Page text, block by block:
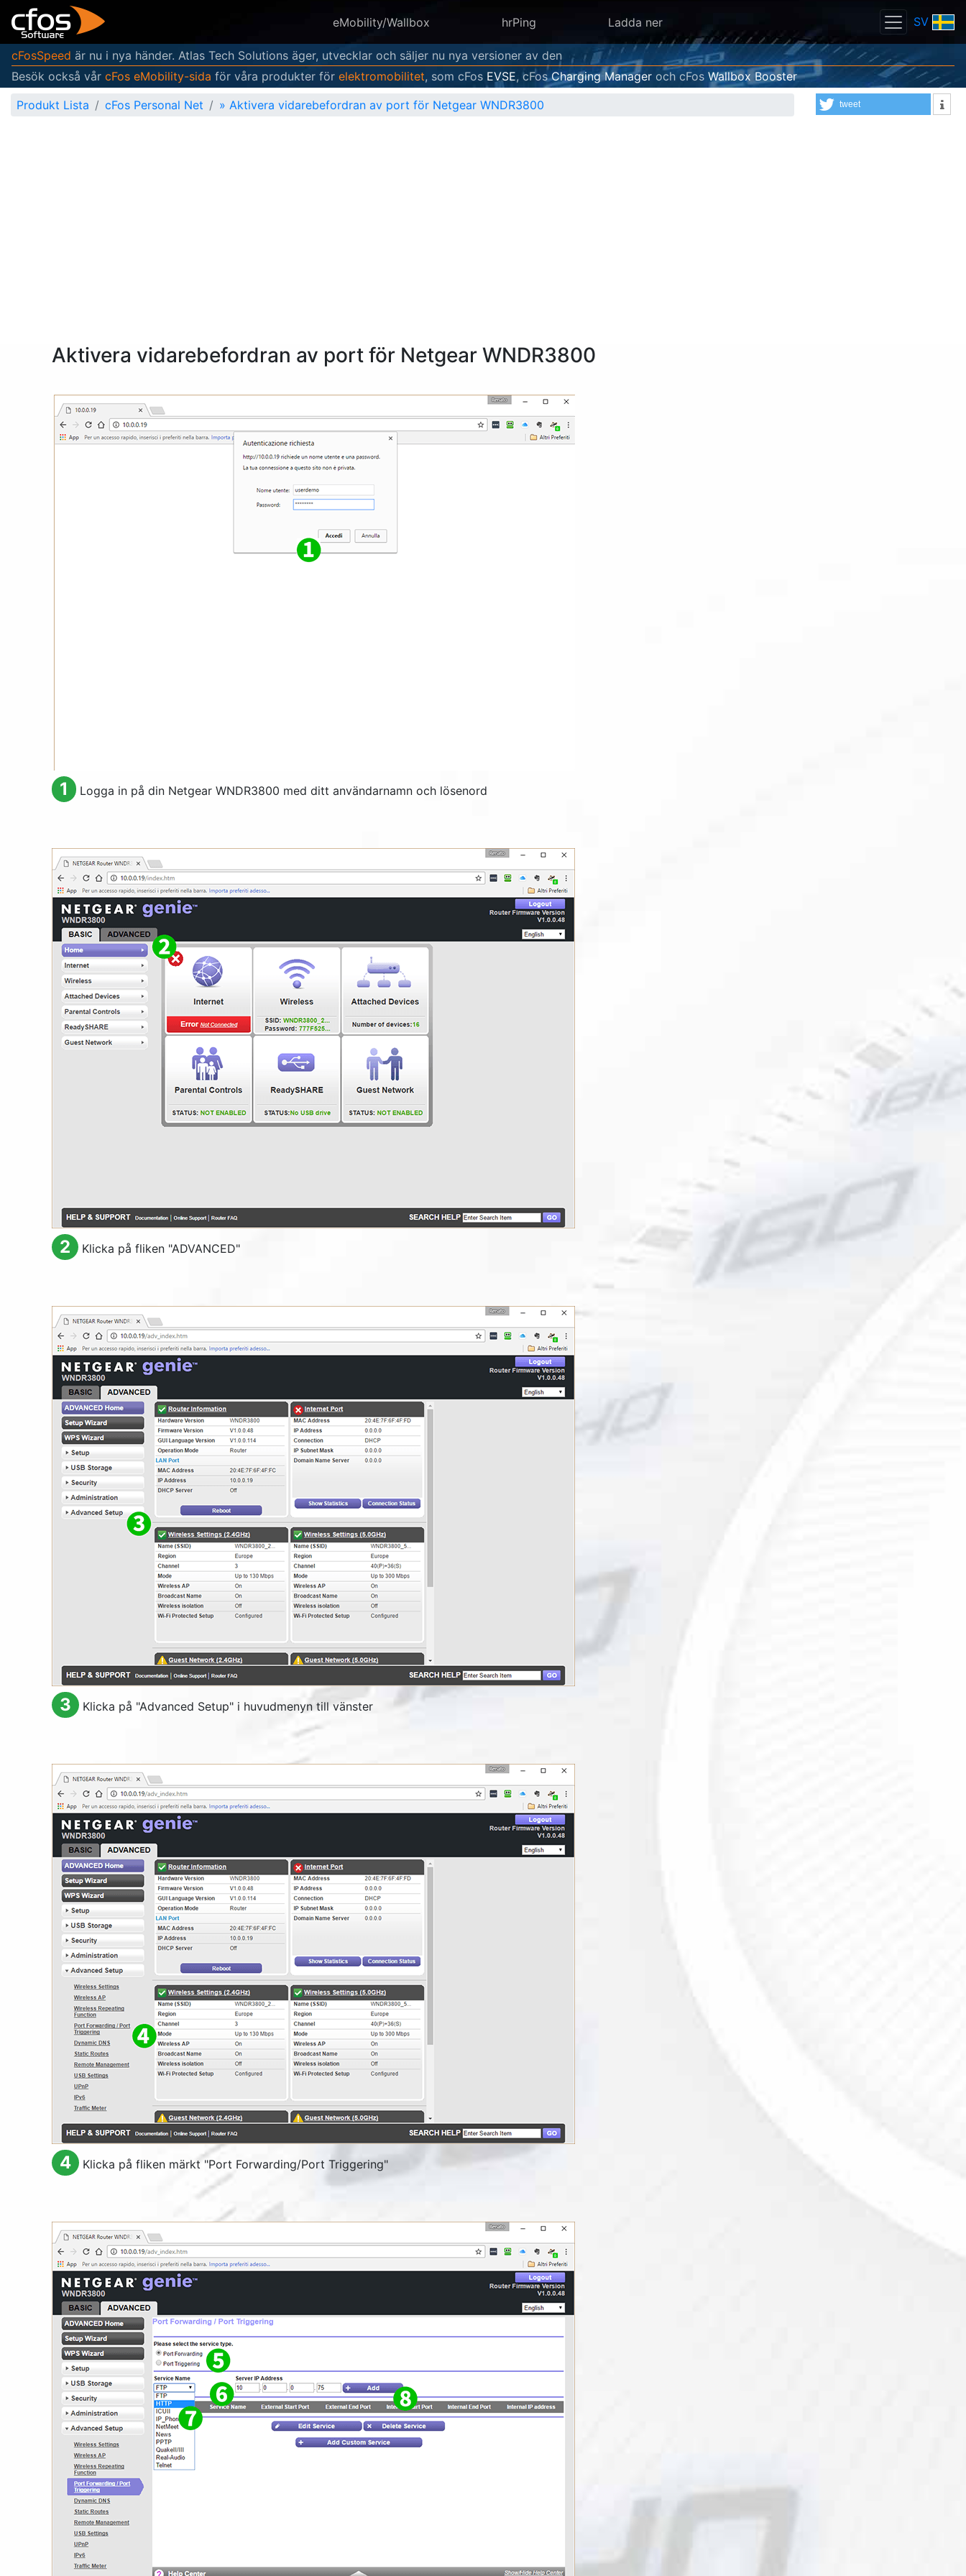
eMobility/Wallbox hrPing Ladda ner SV
cFosSpeed är nu i nya händer. Atlas Tech Solutions äger, utvecklar och säljer nu nya versioner av den
Besök också vår cFos eMobility-sida för våra produkter för elektromobilitet, som cFos EVSE, cFosCharging Manager och cFos Wallbox Booster
Produkt Lista
cFos Personal Net » Aktivera vidarebefordran av port för Netgear WNDR3800 tweet
Aktivera vidarebefordran av port för Netgear WNDR3800
1 Logga in på din Netgear WNDR3800 med ditt användarnamn och lösenord
2 Klicka på fliken "ADVANCED"
3 Klicka på "Advanced Setup" i huvudmenyn till vänster
4 Klicka på fliken märkt "Port Forwarding/Port Triggering"